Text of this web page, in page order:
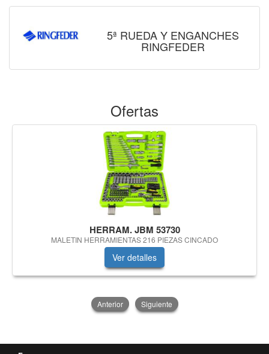
5ª RUEDA Y ENGANCHES
RINGFEDER
Ofertas
HERRAM. JBM 53730
MALETIN HERRAMIENTAS 216 PIEZAS CINCADO
Ver detalles
Anterior Siguiente